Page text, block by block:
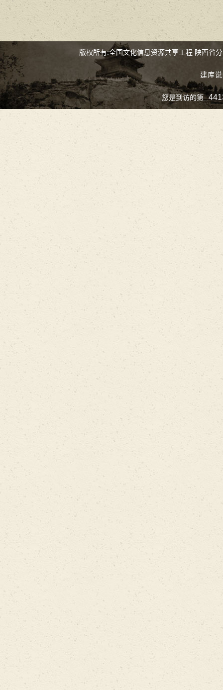
版权所有:全国文化信息资源共享工程 陕西省
建库
您是到访的第